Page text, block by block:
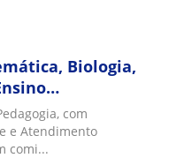
Biologia,
com
e Atendimento
comi...